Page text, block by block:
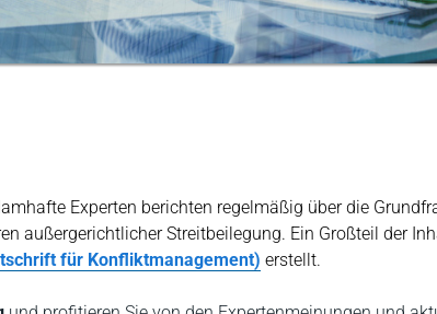
Experten berichten regelmäßig über die
außergerichtlicher Streitbeilegung. Ein Großteil der
für Konfliktmanagement) erstellt.